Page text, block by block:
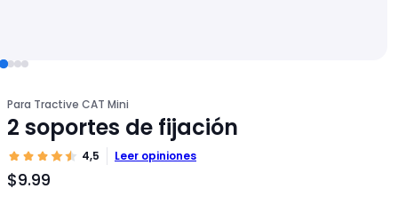
Para Tractive CAT Mini
2 soportes de fijación
4,5 Leer opiniones
$9.99
Precio